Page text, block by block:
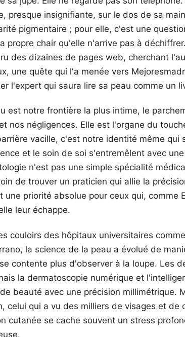
presque insignifiante, sur le dos de sa
pigmentaire ; pour elle, c'est une
propre chair qu'elle n'arrive pas à
des dizaines de pages web, cherchant
une quête qui l'a menée vers
l'expert qui saura lire sa peau comme un
est notre frontière la plus intime, le
nos négligences. Elle est l'organe du
vacille, c'est notre identité même qui
et le soin de soi s'entremêlent avec
n'est pas une simple spécialité
de trouver un praticien qui allie la
une priorité absolue pour ceux qui, comme
leur échappe.
couloirs des hôpitaux universitaires
la science de la peau a évolué de
contente plus d'observer à la loupe. Les
la dermatoscopie numérique et
beauté avec une précision millimétrique.
celui qui a vu des milliers de visages et de
cutanée se cache souvent un stress